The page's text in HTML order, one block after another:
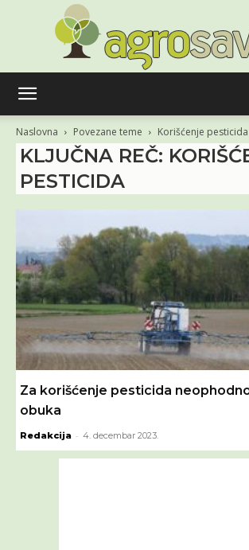
Naslovna Povezane teme Korišćenje pesticida
KLJUČNA REČ:
PESTICIDA
Za korišćenje pesticida
obuka
Redakcija - 4. decembar 2023.